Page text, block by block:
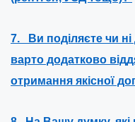
7. Ви поділяєте чи
варто додатково
отримання якісної